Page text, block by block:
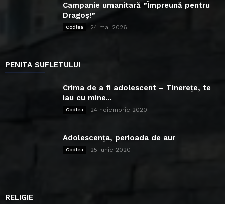
Campanie umanitară ”Împreună pentru
Dragoș!”
Codlea 24 mai 2026
PENITA SUFLETULUI
Crima de a fi adolescent – Tinerețe, te
iau cu mine...
Codlea 24 noiembrie 2020
Adolescența, perioada de aur
Codlea 25 iunie 2020
RELIGIE